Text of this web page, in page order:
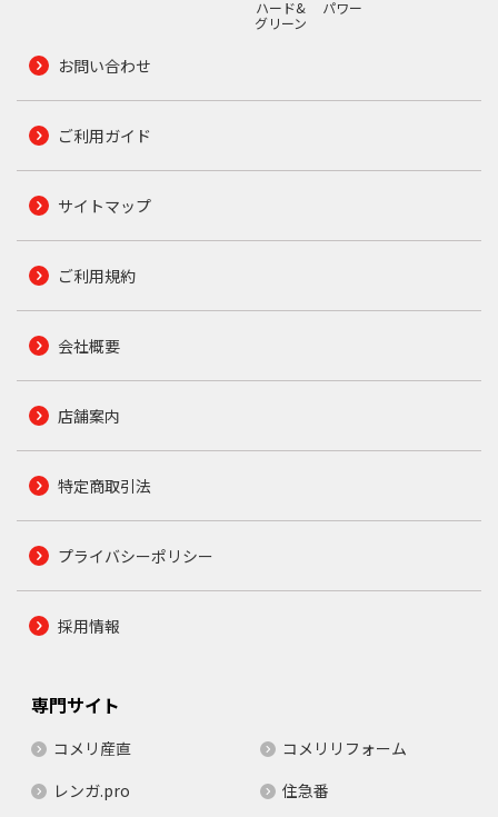
ハード&
グリーン
パワー
お問い合わせ
ご利用ガイド
サイトマップ
ご利用規約
会社概要
店舗案内
特定商取引法
プライバシーポリシー
採用情報
専門サイト
コメリ産直
コメリリフォーム
レンガ.pro
住急番